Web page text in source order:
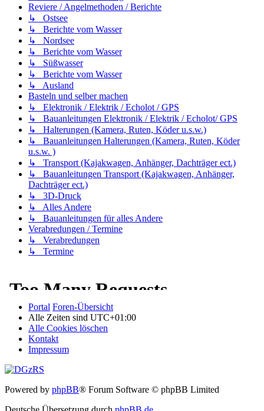
Reviere / Angelmethoden / Berichte
↳ Ostsee
↳ Berichte vom Wasser
↳ Nordsee
↳ Berichte vom Wasser
↳ Süßwasser
↳ Berichte vom Wasser
↳ Ausland
Basteln und selber machen
↳ Elektronik / Elektrik / Echolot / GPS
↳ Bauanleitungen Elektronik / Elektrik / Echolot/ GPS
↳ Halterungen (Kamera, Ruten, Köder u.s.w.)
↳ Bauanleitungen Halterungen (Kamera, Ruten, Köder
u.s.w. )
↳ Transport (Kajakwagen, Anhänger, Dachträger ect.)
↳ Bauanleitungen Transport (Kajakwagen, Anhänger,
Dachträger ect.)
↳ 3D-Druck
↳ Alles Andere
↳ Bauanleitungen für alles Andere
Verabredungen / Termine
↳ Verabredungen
↳ Termine
Portal Foren-Übersicht
Alle Zeiten sind UTC+01:00
Alle Cookies löschen
Kontakt
Impressum
Powered by phpBB® Forum Software © phpBB Limited